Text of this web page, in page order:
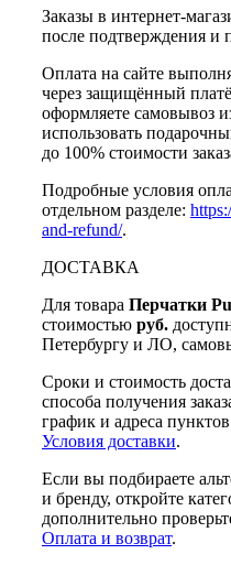
Заказы в интернет-
после подтверждения и
Оплата на сайте
через защищённый
оформляете самовывоз
использовать
до 100% стоимости
Подробные условия
отдельном разделе:
and-refund/.
ДОСТАВКА
Для товара Перчатки
стоимостью руб.
Петербургу и ЛО,
Сроки и стоимость
способа получения
график и адреса
Условия доставки.
Если вы подбираете
и бренду, откройте
дополнительно
Оплата и возврат.